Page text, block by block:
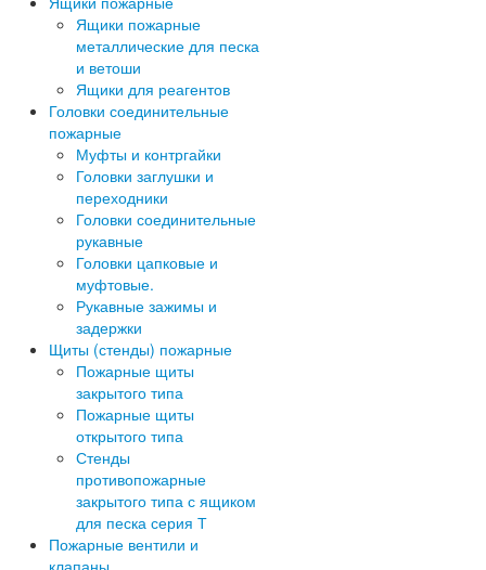
Ящики пожарные
металлические для песка
и ветоши
Ящики для реагентов
Головки соединительные
пожарные
Муфты и контргайки
Головки заглушки и
переходники
Головки соединительные
рукавные
Головки цапковые и
муфтовые.
Рукавные зажимы и
задержки
Щиты (стенды) пожарные
Пожарные щиты
закрытого типа
Пожарные щиты
открытого типа
Стенды
противопожарные
закрытого типа с ящиком
для песка серия Т
Пожарные вентили и
клапаны